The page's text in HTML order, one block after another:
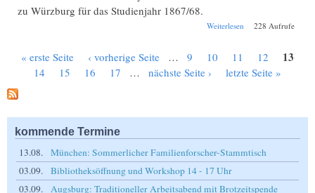
zu Würzburg für das Studienjahr 1867/68.
Weiterlesen über Jahresbericht
1868.
228 Aufrufe
Seiten
« erste Seite ‹ vorherige Seite … 9 10 11 12 13
14 15 16 17 … nächste Seite › letzte Seite »
kommende Termine
13.08.
München: Sommerlicher Familienforscher-Stammtisch
03.09.
Bibliotheksöffnung und Workshop 14 - 17 Uhr
03.09.
Augsburg: Traditioneller Arbeitsabend mit Brotzeitspende